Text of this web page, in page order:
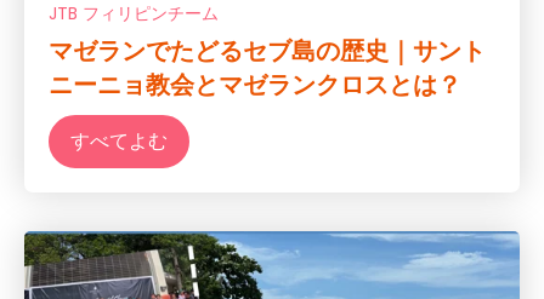
JTB フィリピンチーム
マゼランでたどるセブ島の歴史｜サント
ニーニョ教会とマゼランクロスとは？
すべてよむ